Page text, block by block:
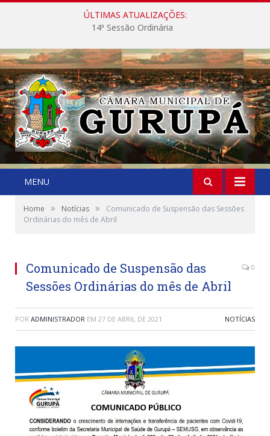
ÚLTIMAS ATUALIZAÇÕES:
14ª Sessão Ordinária
MENU
Home » Notícias »
Comunicado de Suspensão das Sessões
Ordinárias do mês de Abril
Comunicado de Suspensão das
Sessões Ordinárias do mês de Abril
0
POR ADMINISTRADOR EM 27 DE ABRIL DE 2021 NOTÍCIAS